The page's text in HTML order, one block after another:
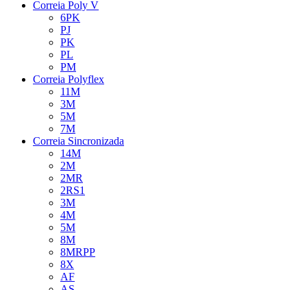
Correia Poly V
6PK
PJ
PK
PL
PM
Correia Polyflex
11M
3M
5M
7M
Correia Sincronizada
14M
2M
2MR
2RS1
3M
4M
5M
8M
8MRPP
8X
AF